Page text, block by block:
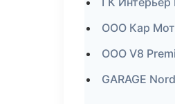
ООО Кар
ООО V8
GARAGE